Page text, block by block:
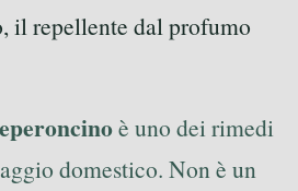
il repellente dal profumo
è uno dei rimedi
domestico. Non è un